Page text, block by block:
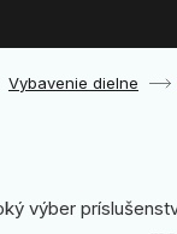
Vybavenie dielne
výber